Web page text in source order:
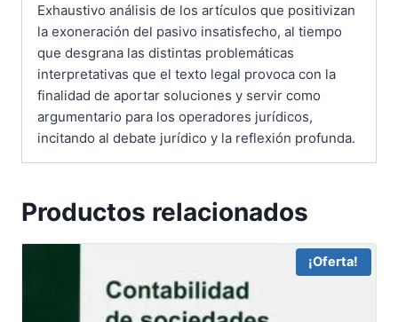
Exhaustivo análisis de los artículos que positivizan
la exoneración del pasivo insatisfecho, al tiempo
que desgrana las distintas problemáticas
interpretativas que el texto legal provoca con la
finalidad de aportar soluciones y servir como
argumentario para los operadores jurídicos,
incitando al debate jurídico y la reflexión profunda.
Productos relacionados
¡Oferta!